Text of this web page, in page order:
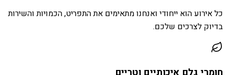
כל אירוע הוא ייחודי ואנחנו מתאימים את התפריט, הכמויות והשירות
בדיוק לצרכים שלכם.